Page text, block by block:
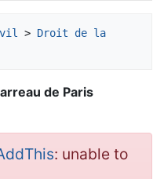
> Droit de la
de Paris
: unable to